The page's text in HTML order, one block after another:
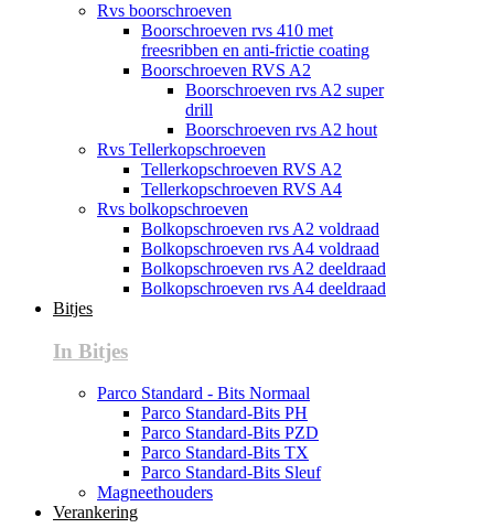
Rvs boorschroeven
Boorschroeven rvs 410 met
freesribben en anti-frictie coating
Boorschroeven RVS A2
Boorschroeven rvs A2 super
drill
Boorschroeven rvs A2 hout
Rvs Tellerkopschroeven
Tellerkopschroeven RVS A2
Tellerkopschroeven RVS A4
Rvs bolkopschroeven
Bolkopschroeven rvs A2 voldraad
Bolkopschroeven rvs A4 voldraad
Bolkopschroeven rvs A2 deeldraad
Bolkopschroeven rvs A4 deeldraad
Bitjes
In Bitjes
Parco Standard - Bits Normaal
Parco Standard-Bits PH
Parco Standard-Bits PZD
Parco Standard-Bits TX
Parco Standard-Bits Sleuf
Magneethouders
Verankering